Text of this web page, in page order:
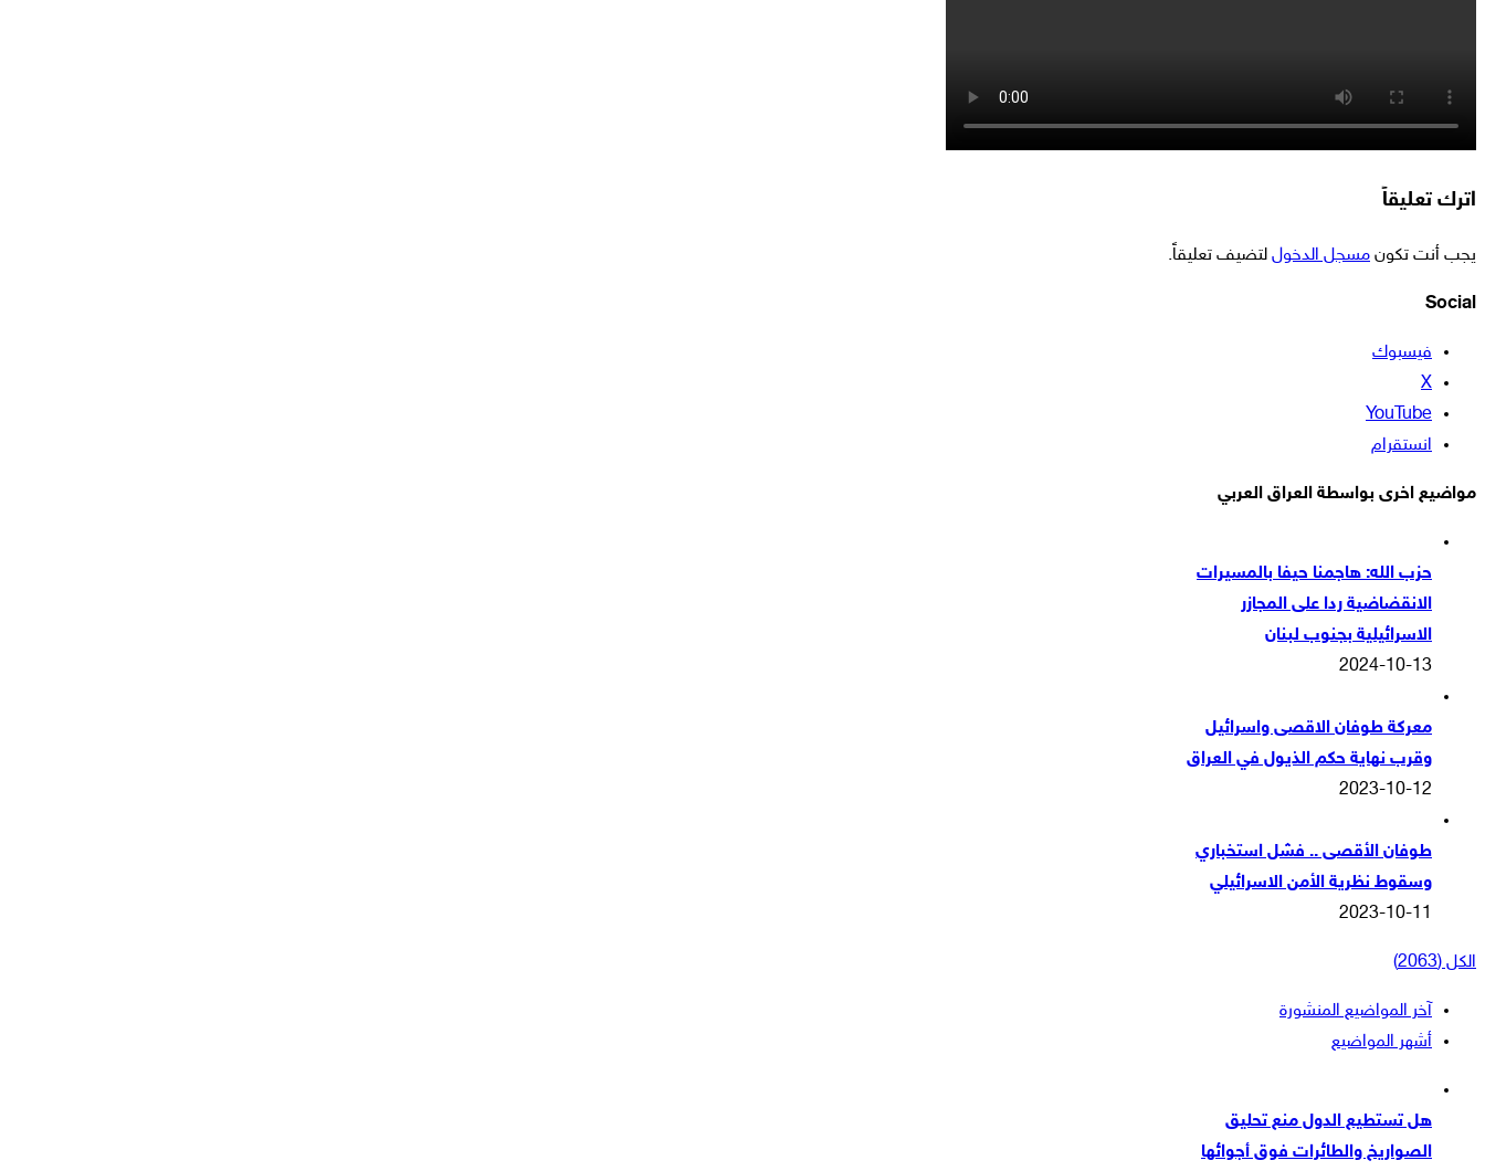
اترك تعليقاً
يجب أنت تكون مسجل الدخول لتضيف تعليقاً.
Social
فيسبوك
‫X
‫YouTube
انستقرام
مواضيع اخرى بواسطة العراق العربي
حزب الله: هاجمنا حيفا بالمسيرات
الانقضاضية ردا على المجازر
الاسرائيلية بجنوب لبنان
2024-10-13
معركة طوفان الاقصى واسرائيل
وقرب نهاية حكم الذيول في العراق
2023-10-12
طوفان الأقصى .. فشل استخباري
وسقوط نظرية الأمن الاسرائيلي
2023-10-11
الكل (2063)
آخر المواضيع المنشورة
أشهر المواضيع
هل تستطيع الدول منع تحليق
الصواريخ والطائرات فوق أجوائها